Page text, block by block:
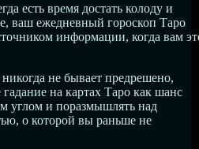
есть время достать колоду и
ваш ежедневный гороскоп Таро
информации, когда вам
не бывает предрешено,
на картах Таро как шанс
углом и поразмышлять над
о которой вы раньше не